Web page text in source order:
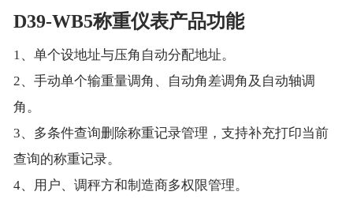
D39-WB5称重仪表产品功能
1、单个设地址与压角自动分配地址。
2、手动单个输重量调角、自动角差调角及自动轴调
角。
3、多条件查询删除称重记录管理，支持补充打印当前
查询的称重记录。
4、用户、调秤方和制造商多权限管理。